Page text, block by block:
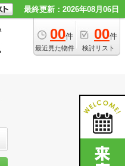
最終更新：2026年08月06日
00件
最近見た物件
00件
検討リスト